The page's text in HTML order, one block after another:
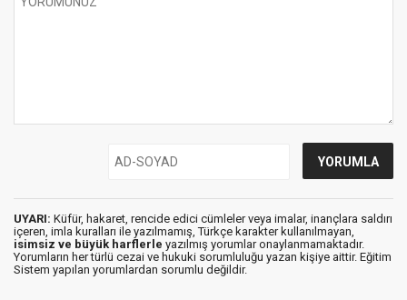
UYARI: Küfür, hakaret, rencide edici cümleler veya imalar, inançlara saldırı
içeren, imla kuralları ile yazılmamış, Türkçe karakter kullanılmayan,
isimsiz ve büyük harflerle yazılmış yorumlar onaylanmamaktadır.
Yorumların her türlü cezai ve hukuki sorumluluğu yazan kişiye aittir. Eğitim
Sistem yapılan yorumlardan sorumlu değildir.